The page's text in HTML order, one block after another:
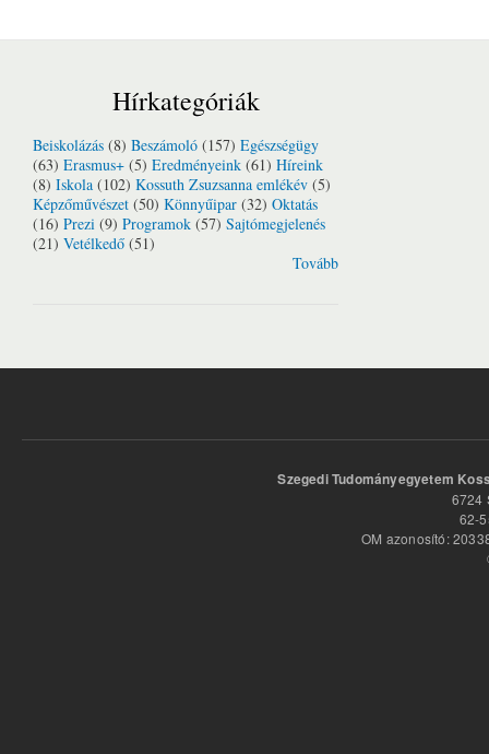
Hírkategóriák
Beiskolázás (8) Beszámoló (157) Egészségügy
(63) Erasmus+ (5) Eredményeink (61) Híreink
(8) Iskola (102) Kossuth Zsuzsanna emlékév (5)
Képzőművészet (50) Könnyűipar (32) Oktatás
(16) Prezi (9) Programok (57) Sajtómegjelenés
(21) Vetélkedő (51)
Tovább
Szegedi Tudományegyetem
6724
62-
OM azonosító: